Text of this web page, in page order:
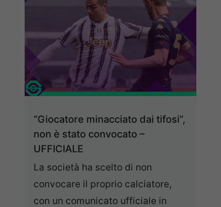
“Giocatore minacciato dai tifosi”,
non è stato convocato –
UFFICIALE
La società ha scelto di non
convocare il proprio calciatore,
con un comunicato ufficiale in